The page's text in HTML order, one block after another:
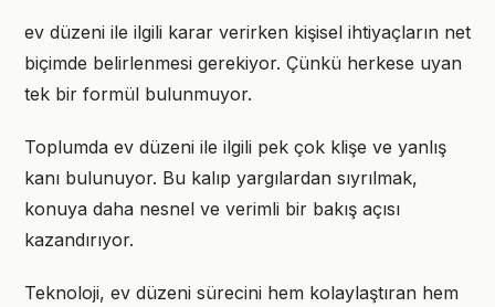
ev düzeni ile ilgili karar verirken kişisel ihtiyaçların net
biçimde belirlenmesi gerekiyor. Çünkü herkese uyan
tek bir formül bulunmuyor.
Toplumda ev düzeni ile ilgili pek çok klişe ve yanlış
kanı bulunuyor. Bu kalıp yargılardan sıyrılmak,
konuya daha nesnel ve verimli bir bakış açısı
kazandırıyor.
Teknoloji, ev düzeni sürecini hem kolaylaştıran hem